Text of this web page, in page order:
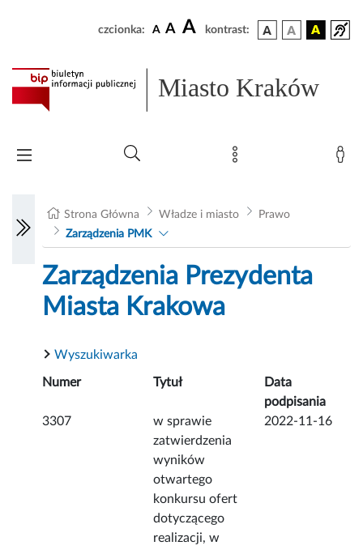
czcionka: A A A kontrast:
Miasto Kraków
Strona Główna Władze i miasto
Prawo
Zarządzenia PMK
Zarządzenia Prezydenta
Miasta Krakowa
Wyszukiwarka
Numer Tytuł
Data
podpisania
3307
w sprawie
zatwierdzenia
wyników
otwartego
konkursu ofert
dotyczącego
realizacji, w
2022-11-16